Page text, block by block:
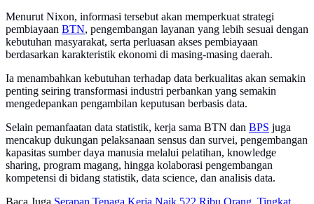
Menurut Nixon, informasi tersebut akan memperkuat strategi
pembiayaan BTN, pengembangan layanan yang lebih sesuai dengan
kebutuhan masyarakat, serta perluasan akses pembiayaan
berdasarkan karakteristik ekonomi di masing-masing daerah.
Ia menambahkan kebutuhan terhadap data berkualitas akan semakin
penting seiring transformasi industri perbankan yang semakin
mengedepankan pengambilan keputusan berbasis data.
Selain pemanfaatan data statistik, kerja sama BTN dan BPS juga
mencakup dukungan pelaksanaan sensus dan survei, pengembangan
kapasitas sumber daya manusia melalui pelatihan, knowledge
sharing, program magang, hingga kolaborasi pengembangan
kompetensi di bidang statistik, data science, dan analisis data.